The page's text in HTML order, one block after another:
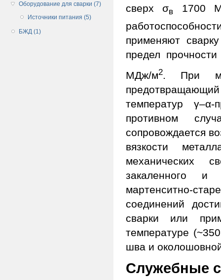
Оборудование для сварки (7)
Источники питания (5)
БЖД (1)
сверх σв 1700
применяют
предел
МДж/м2. При
температур
противном
сопровождается
вязкости
механических
закаленного и
мартенситно-
соединений
сварки или
температуре
шва и
Служебные